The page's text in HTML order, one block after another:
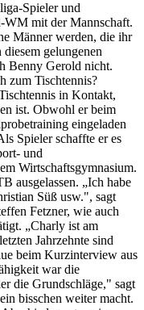
Spieler und
WM mit der Mannschaft.
Männer werden, die ihr
gelungenen
Benny Gerold nicht.
zum Tischtennis?
in Kontakt,
ist. Obwohl er beim
eingeladen
Spieler schaffte er es
und
Wirtschaftsgymnasium.
ausgelassen. „Ich habe
Süß usw.", sagt
Fetzner, wie auch
„Charly ist am
Jahrzehnte sind
beim Kurzinterview aus
war die
die Grundschläge," sagt
bisschen weiter macht.